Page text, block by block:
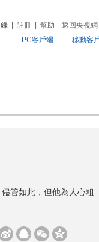
註冊 幫助 返回央視網
PC客戶端
移動客
管如此，但他為人心粗